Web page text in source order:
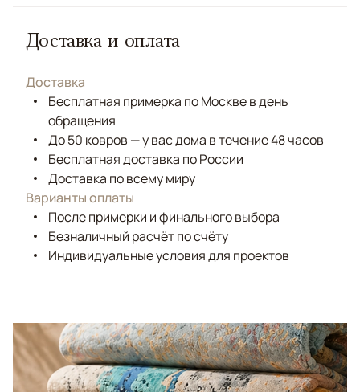
Доставка и оплата
Доставка
Бесплатная примерка по Москве в день
обращения
До 50 ковров — у вас дома в течение 48 часов
Бесплатная доставка по России
Доставка по всему миру
Варианты оплаты
После примерки и финального выбора
Безналичный расчёт по счёту
Индивидуальные условия для проектов